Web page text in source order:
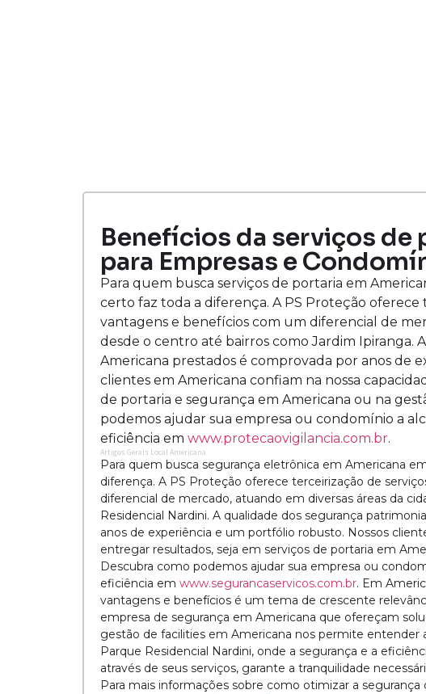
Benefícios da serviços de
para Empresas e
Para quem busca serviços de portaria em
certo faz toda a diferença. A PS Proteção oferece
vantagens e benefícios com um diferencial de
desde o centro até bairros como Jardim Ipiranga.
Americana prestados é comprovada por anos de
clientes em Americana confiam na nossa
de portaria e segurança em Americana ou na
podemos ajudar sua empresa ou condomínio a
eficiência em www.protecaovigilancia.com.br.
Artigos Gerais Local Americana
Para quem busca segurança eletrônica em Americana
diferença. A PS Proteção oferece terceirização de
diferencial de mercado, atuando em diversas áreas da
Residencial Nardini. A qualidade dos segurança
anos de experiência e um portfólio robusto. Nossos
entregar resultados, seja em serviços de portaria em
Descubra como podemos ajudar sua empresa ou
eficiência em www.segurancaservicos.com.br. Em
vantagens e benefícios é um tema de crescente
empresa de segurança em Americana que ofereçam
gestão de facilities em Americana nos permite entender
Parque Residencial Nardini, onde a segurança e a
através de seus serviços, garante a tranquilidade
Para mais informações sobre como otimizar a